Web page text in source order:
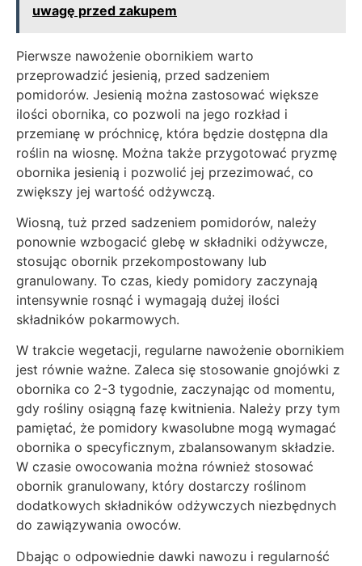
uwagę przed zakupem
Pierwsze nawożenie obornikiem warto
przeprowadzić jesienią, przed sadzeniem
pomidorów. Jesienią można zastosować większe
ilości obornika, co pozwoli na jego rozkład i
przemianę w próchnicę, która będzie dostępna dla
roślin na wiosnę. Można także przygotować pryzmę
obornika jesienią i pozwolić jej przezimować, co
zwiększy jej wartość odżywczą.
Wiosną, tuż przed sadzeniem pomidorów, należy
ponownie wzbogacić glebę w składniki odżywcze,
stosując obornik przekompostowany lub
granulowany. To czas, kiedy pomidory zaczynają
intensywnie rosnąć i wymagają dużej ilości
składników pokarmowych.
W trakcie wegetacji, regularne nawożenie obornikiem
jest równie ważne. Zaleca się stosowanie gnojówki z
obornika co 2-3 tygodnie, zaczynając od momentu,
gdy rośliny osiągną fazę kwitnienia. Należy przy tym
pamiętać, że pomidory kwasolubne mogą wymagać
obornika o specyficznym, zbalansowanym składzie.
W czasie owocowania można również stosować
obornik granulowany, który dostarczy roślinom
dodatkowych składników odżywczych niezbędnych
do zawiązywania owoców.
Dbając o odpowiednie dawki nawozu i regularność